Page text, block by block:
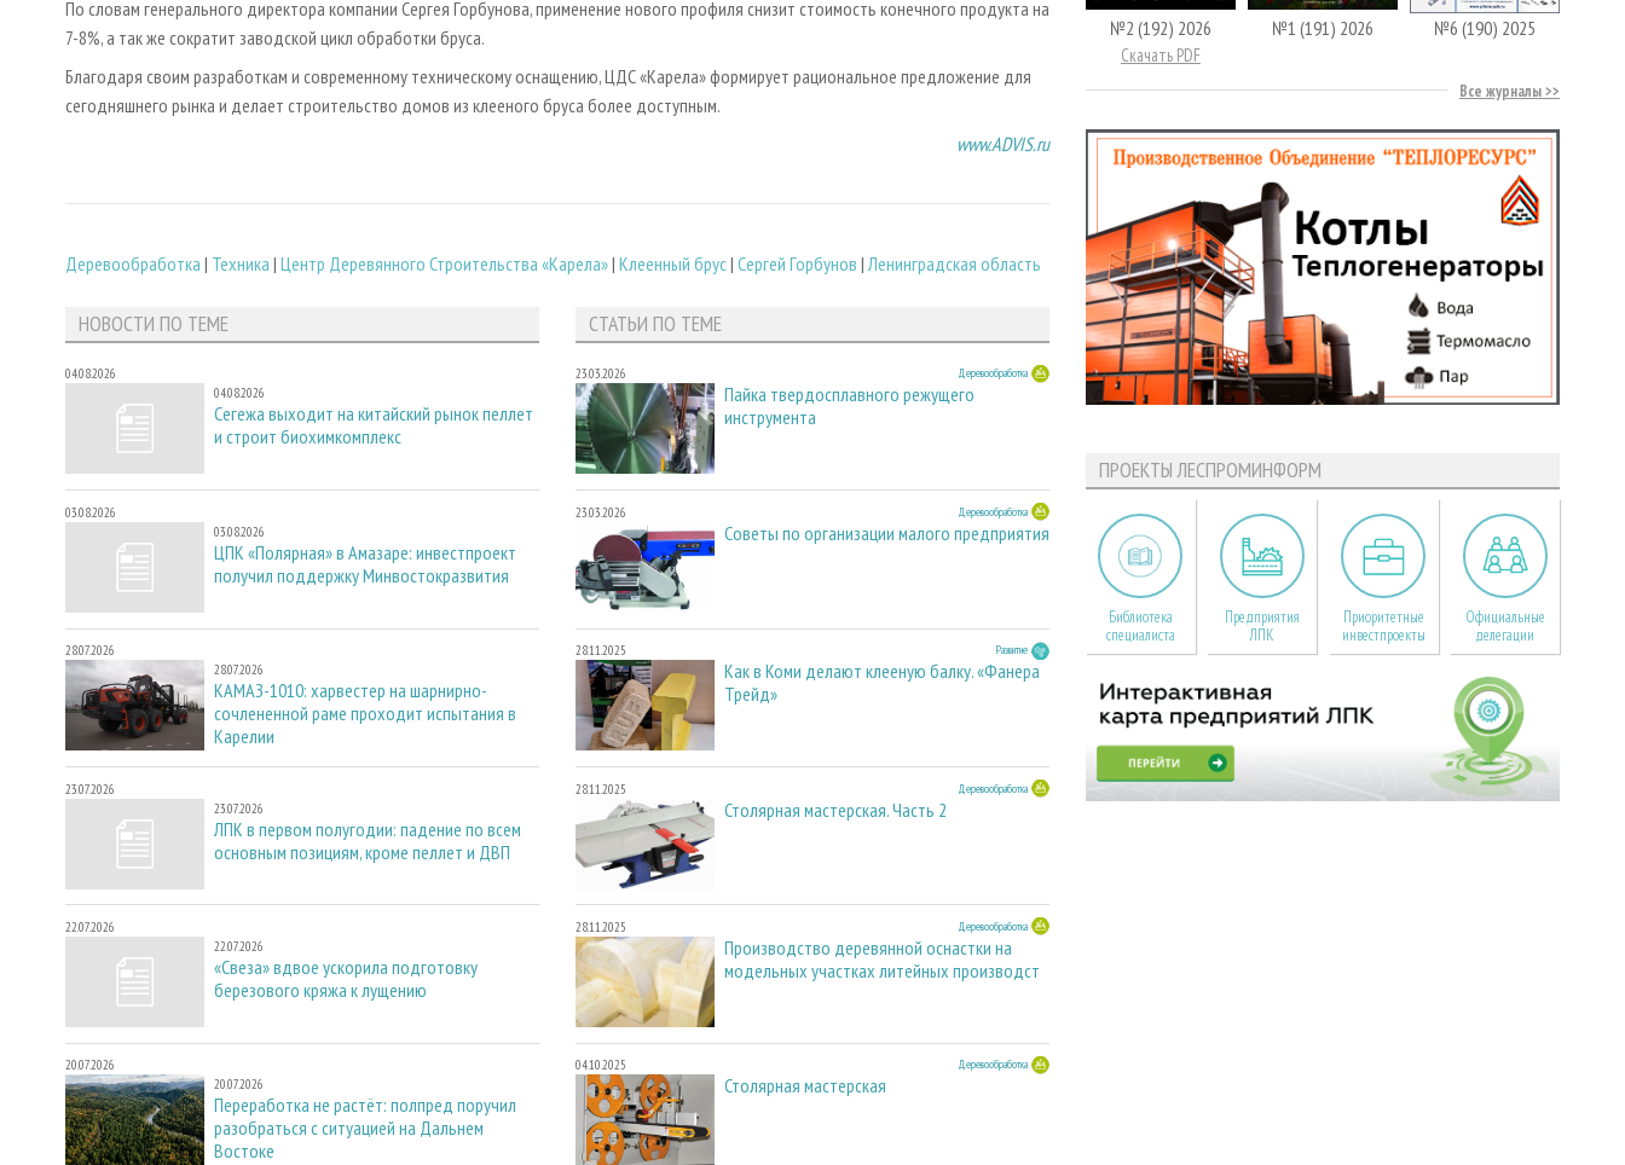
По словам генерального директора компании Сергея Горбунова, применение нового профиля снизит стоимость конечного продукта на
7-8%, а так же сократит заводской цикл обработки бруса.
Благодаря своим разработкам и современному техническому оснащению, ЦДС «Карела» формирует рациональное предложение для
сегодняшнего рынка и делает строительство домов из клееного бруса более доступным.
www.ADVIS.ru
Деревообработка | Техника | Центр Деревянного Строительства «Карела»| Клеенный брус| Сергей Горбунов | Ленинградская область
НОВОСТИ ПО ТЕМЕ
04.08.2026
04.08.2026
Сегежа выходит на китайский рынок пеллет
и строит биохимкомплекс
03.08.2026
03.08.2026
ЦПК «Полярная» в Амазаре: инвестпроект
получил поддержку Минвостокразвития
28.07.2026
28.07.2026
КАМАЗ-1010: харвестер на шарнирно-
сочлененной раме проходит испытания в
Карелии
23.07.2026
23.07.2026
ЛПК в первом полугодии: падение по всем
основным позициям, кроме пеллет и ДВП
22.07.2026
22.07.2026
«Свеза» вдвое ускорила подготовку
березового кряжа к лущению
20.07.2026
20.07.2026
Переработка не растёт: полпред поручил
разобраться с ситуацией на Дальнем
Востоке
СТАТЬИ ПО ТЕМЕ
23.03.2026 Деревообработка
Пайка твердосплавного режущего
инструмента
23.03.2026 Деревообработка
Советы по организации малого предприятия
28.11.2025 Развитие
Как в Коми делают клееную балку. «Фанера
Трейд»
28.11.2025 Деревообработка
Столярная мастерская. Часть 2
28.11.2025 Деревообработка
Производство деревянной оснастки на
модельных участках литейных производст
04.10.2025 Деревообработка
Столярная мастерская
№2 (192) 2026
Скачать PDF
№1 (191) 2026 №6 (190) 2025
Все журналы
ПРОЕКТЫ ЛЕСПРОМИНФОРМ
Библиотека
специалиста
Предприятия
ЛПК
Приоритетные
инвестпроекты
Официальные
делегации